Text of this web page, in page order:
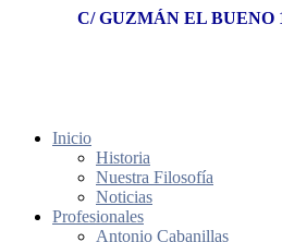
C/ GUZMÁN EL BUENO
Inicio
Historia
Nuestra Filosofía
Noticias
Profesionales
Antonio Cabanillas